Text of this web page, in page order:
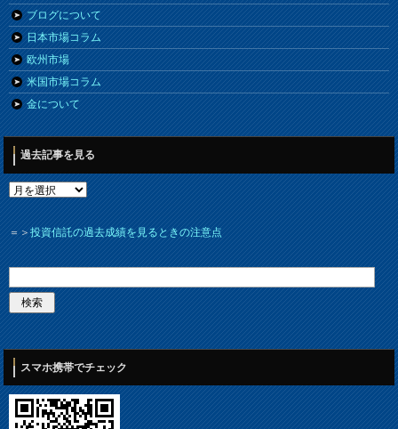
ブログについて
日本市場コラム
欧州市場
米国市場コラム
金について
過去記事を見る
＝＞投資信託の過去成績を見るときの注意点
スマホ携帯でチェック